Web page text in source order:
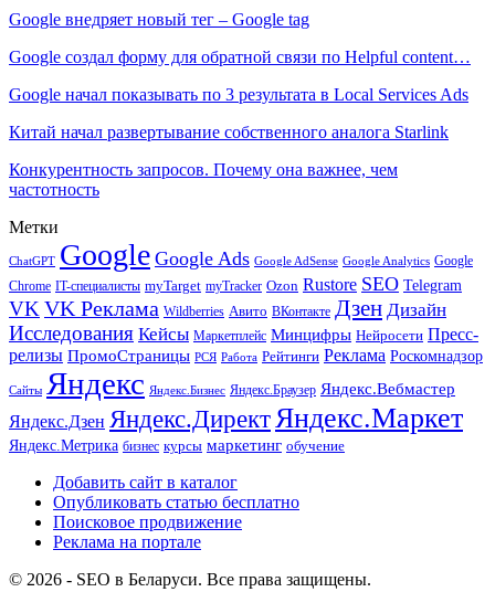
Google внедряет новый тег – Google tag
Google создал форму для обратной связи по Helpful content…
Google начал показывать по 3 результата в Local Services Ads
Китай начал развертывание собственного аналога Starlink
Конкурентность запросов. Почему она важнее, чем
частотность
Метки
ChatGPT Google Google Ads Google AdSense Google Analytics Google
Chrome IT-специалисты myTarget myTracker Ozon Rustore SEO Telegram
VK VK Реклама Wildberries Авито ВКонтакте Дзен Дизайн
Исследования Кейсы Маркетплейс Минцифры Нейросети Пресс-
релизы ПромоСтраницы РСЯ Работа Рейтинги Реклама Роскомнадзор
Сайты Яндекс Яндекс.Бизнес Яндекс.Браузер Яндекс.Вебмастер
Яндекс.Дзен Яндекс.ДиректЯндекс.Маркет
Яндекс.Метрика бизнес курсы маркетинг обучение
Добавить сайт в каталог
Опубликовать статью бесплатно
Поисковое продвижение
Реклама на портале
© 2026 - SEO в Беларуси. Все права защищены.